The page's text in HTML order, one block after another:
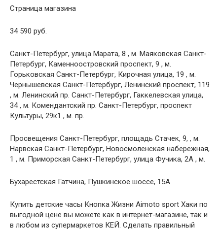
Страница магазина
34 590 руб.
Санкт-Петербург, улица Марата, 8 , м. Маяковская Санкт-
Петербург, Каменноостровский проспект, 9 , м.
Горьковская Санкт-Петербург, Кирочная улица, 19 , м.
Чернышевская Санкт-Петербург, Ленинский проспект, 119
, м. Ленинский пр. Санкт-Петербург, Гаккелевская улица,
34 , м. Комендантский пр. Санкт-Петербург, проспект
Культуры, 29к1 , м. пр.
Просвещения Санкт-Петербург, площадь Стачек, 9, , м.
Нарвская Санкт-Петербург, Новосмоленская набережная,
1 , м. Приморская Санкт-Петербург, улица Фучика, 2А , м.
Бухарестская Гатчина, Пушкинское шоссе, 15А
Купить детские часы Кнопка Жизни Aimoto sport Хаки по
выгодной цене вы можете как в интернет-магазине, так и
в любом из супермаркетов КЕЙ. Сделать правильный